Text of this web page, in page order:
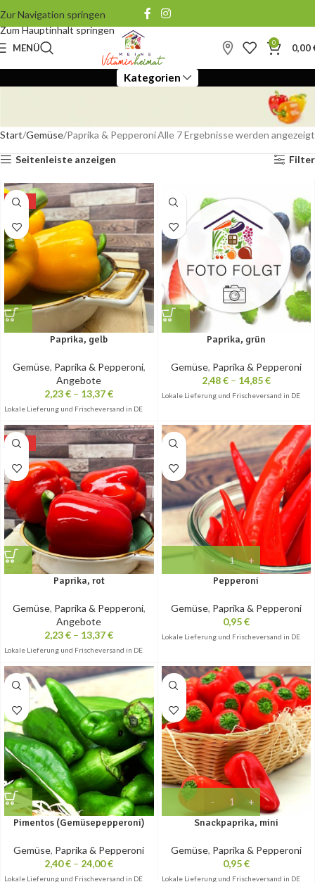
Zur Navigation springen
Zum Hauptinhalt springen
MENÜ 0 0,00
Kategorien
PAPRIKA & PEPPERONI
oder als Snack. Jetzt probieren!
Start Gemüse Paprika & PepperoniAlle 7 Ergebnisse werden angezeigt
Seitenleiste anzeigen Filter
-10%
Paprika, gelb
Gemüse, Paprika & Pepperoni,
Angebote
2,23€ – 13,37€
Lokale Lieferung und Frischeversand in DE
Paprika, grün
Gemüse, Paprika & Pepperoni
2,48€– 14,85€
Lokale Lieferung und Frischeversand in DE
-10%
Paprika, rot
Gemüse, Paprika & Pepperoni,
Angebote
2,23€ – 13,37€
Lokale Lieferung und Frischeversand in DE
Pepperoni
Gemüse, Paprika & Pepperoni
0,95€
Lokale Lieferung und Frischeversand in DE
Pimentos (Gemüsepepperoni)
Gemüse, Paprika & Pepperoni
2,40€ – 24,00€
Lokale Lieferung und Frischeversand in DE
Snackpaprika, mini
Gemüse, Paprika & Pepperoni
0,95€
Lokale Lieferung und Frischeversand in DE